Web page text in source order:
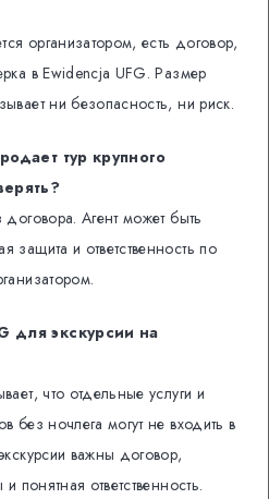
организатором, есть договор,
в Ewidencja UFG. Размер
ни безопасность, ни риск.
тур крупного
договора. Агент может быть
и ответственность по
для экскурсии на
что отдельные услуги и
без ночлега могут не входить в
важны договор,
понятная ответственность.